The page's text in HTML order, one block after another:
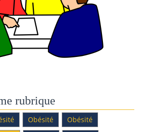
rubrique
Obésité
Obésité